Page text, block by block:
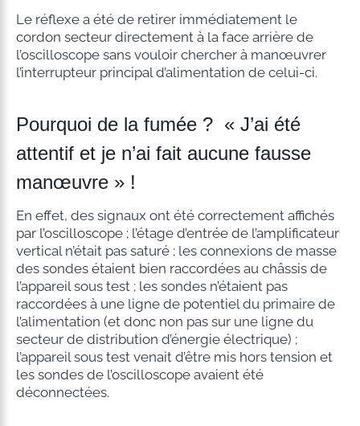
Le réflexe a été de retirer immédiatement le
cordon secteur directement à la face arrière de
l’oscilloscope sans vouloir chercher à manœuvrer
l’interrupteur principal d’alimentation de celui-ci.
Pourquoi de la fumée ? « J’ai été
attentif et je n’ai fait aucune fausse
manœuvre » !
En effet, des signaux ont été correctement affichés
par l’oscilloscope ; l’étage d’entrée de l’amplificateur
vertical n’était pas saturé ; les connexions de masse
des sondes étaient bien raccordées au châssis de
l’appareil sous test ; les sondes n’étaient pas
raccordées à une ligne de potentiel du primaire de
l’alimentation (et donc non pas sur une ligne du
secteur de distribution d’énergie électrique) ;
l’appareil sous test venait d’être mis hors tension et
les sondes de l’oscilloscope avaient été
déconnectées.